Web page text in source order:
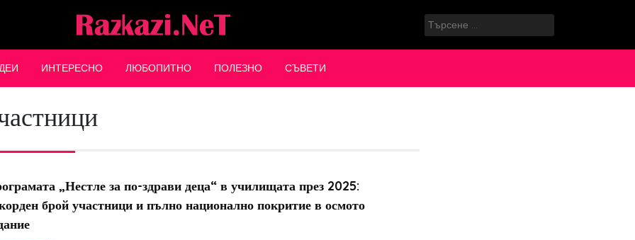
Търсене
за:
ИНТЕРЕСНО ЛЮБОПИТНО ПОЛЕЗНО СЪВЕТИ
„Нестле за по-здрави деца“ в училищата през 2025:
брой участници и пълно национално покритие в осмото